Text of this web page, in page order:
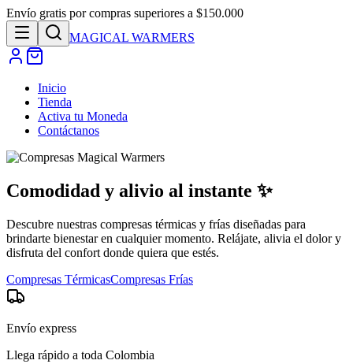
Envío gratis por compras superiores a $150.000
MAGICAL WARMERS
Inicio
Tienda
Activa tu Moneda
Contáctanos
Comodidad y alivio al instante ✨
Descubre nuestras compresas térmicas y frías diseñadas para
brindarte bienestar en cualquier momento. Relájate, alivia el dolor y
disfruta del confort donde quiera que estés.
Compresas TérmicasCompresas Frías
Envío express
Llega rápido a toda Colombia